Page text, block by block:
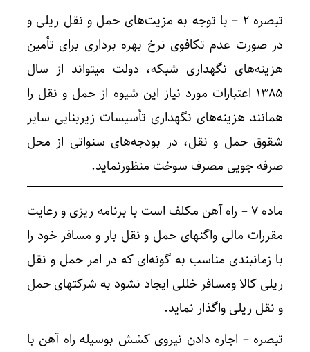
تبصره ۲ – با توجه به مزیت‌های حمل و نقل ریلی و
در صورت عدم تکافوی نرخ بهره برداری برای تأمین
هزینه‌های نگهداری شبکه، دولت میتواند از سال
۱۳۸۵ اعتبارات مورد نیاز این شیوه از حمل و نقل را
همانند هزینه‌های نگهداری تأسیسات زیربنایی سایر
شقوق حمل و نقل، در بودجه‌های سنواتی از محل
صرفه جویی مصرف سوخت منظورنماید.
ماده ۷ – راه آهن مکلف است با برنامه ریزی و رعایت
مقررات مالی واگنهای حمل و نقل بار و مسافر خود را
با زمانبندی مناسب به گونه‌ای که در امر حمل و نقل
ریلی کالا ومسافر خللی ایجاد نشود به شرکتهای حمل
و نقل ریلی واگذار نماید.
تبصره – اجاره دادن نیروی کشش بوسیله راه آهن با